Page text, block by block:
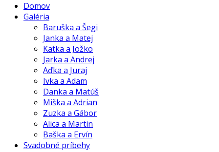
Domov
Galéria
Baruška a Šegi
Janka a Matej
Katka a Jožko
Jarka a Andrej
Aďka a Juraj
Ivka a Adam
Danka a Matúš
Miška a Adrian
Zuzka a Gábor
Alica a Martin
Baška a Ervín
Svadobné príbehy